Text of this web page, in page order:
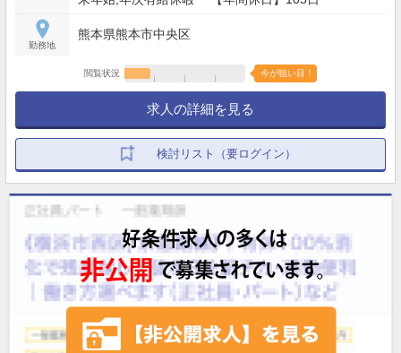
勤務地
熊本県熊本市中央区
閲覧状況 今が狙い目！
求人の詳細を見る
検討リスト（要ログイン）